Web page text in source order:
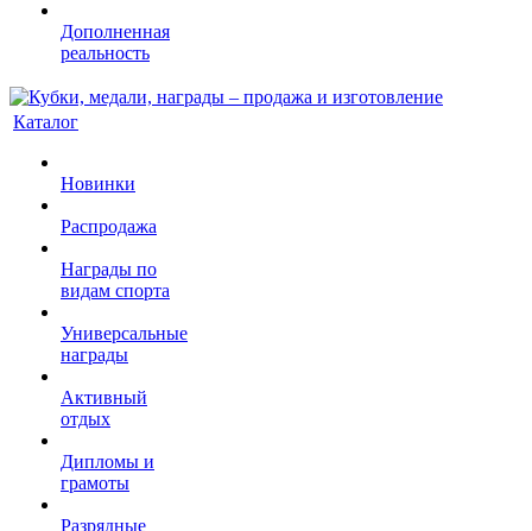
Дополненная
реальность
Каталог
Новинки
Распродажа
Награды по
видам спорта
Универсальные
награды
Активный
отдых
Дипломы и
грамоты
Разрядные